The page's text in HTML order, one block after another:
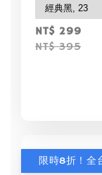
NT$ 299
NT$ 395
限時8折！全